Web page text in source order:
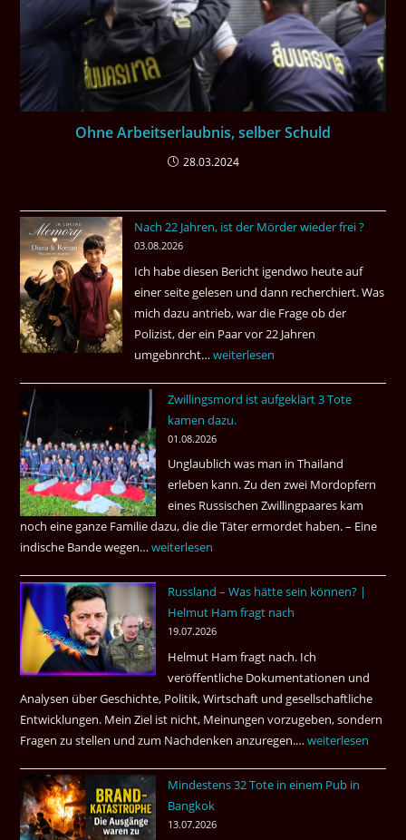
Ohne Arbeitserlaubnis, selber Schuld
28.03.2024
Nach 22 Jahren, ist der Mörder wieder frei ?
03.08.2026
Ich habe diesen Bericht igendwo heute auf
einer seite gelesen und dann recherchiert. Was
mich dazu antrieb, war die Frage ob der
Polizist, der ein Paar vor 22 Jahren
umgebnrcht… Nach
Jahren,
ist
der
Mörder
wieder
frei
?
weiterlesen
Zwillingsmord ist aufgeklärt 3 Tote
kamen dazu.
01.08.2026
Unglaublich was man in Thailand
erleben kann. Zu den zwei Mordopfern
eines Russischen Zwillingpaares kam
noch eine ganze Familie dazu, die die Täter ermordet haben. – Eine
indische Bande wegen…Zwillingsmord
aufgeklärt
3
Tote
kamen
dazu.
weiterlesen
Russland – Was hätte sein können? |
Helmut Ham fragt nach
19.07.2026
Helmut Ham fragt nach. Ich
veröffentliche Dokumentationen und
Analysen über Geschichte, Politik, Wirtschaft und gesellschaftliche
Entwicklungen. Mein Ziel ist nicht, Meinungen vorzugeben, sondern
Fragen zu stellen und zum Nachdenken anzuregen.…Russland
Was
weiterlesen
Mindestens 32 Tote in einem Pub in
Bangkok
13.07.2026